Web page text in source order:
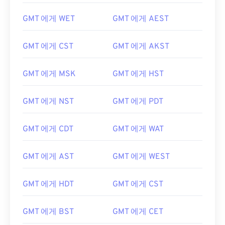
GMT 에게 WET GMT 에게 AEST
GMT 에게 CST GMT 에게 AKST
GMT 에게 MSK GMT 에게 HST
GMT 에게 NST GMT 에게 PDT
GMT 에게 CDT GMT 에게 WAT
GMT 에게 AST GMT 에게 WEST
GMT 에게 HDT GMT 에게 CST
GMT 에게 BST GMT 에게 CET